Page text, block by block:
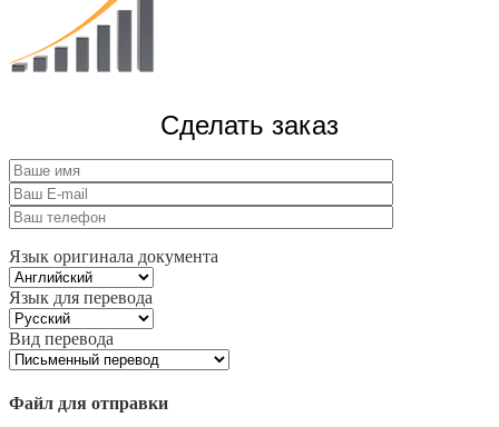
Сделать заказ
Язык оригинала документа
Язык для перевода
Вид перевода
Файл для отправки